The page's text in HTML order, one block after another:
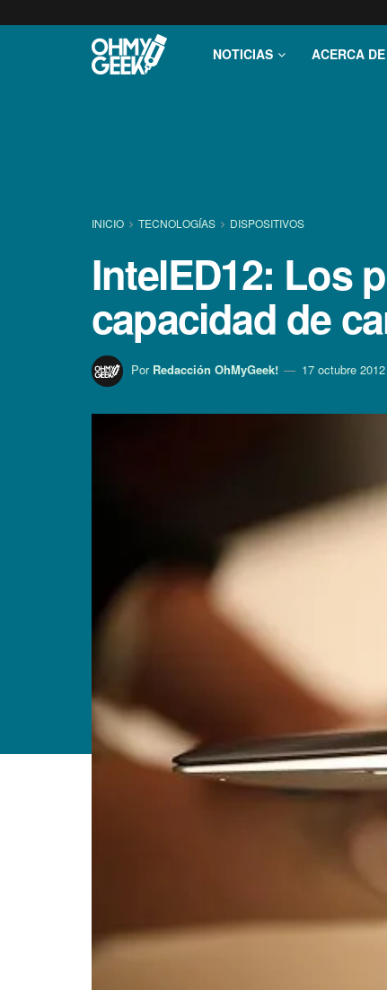
NOTICIAS ACERCA DE
INICIO TECNOLOGÍ­AS DISPOSITIVOS
IntelED12: Los
capacidad de
Por Redacción OhMyGeek! 17 octubre 2012